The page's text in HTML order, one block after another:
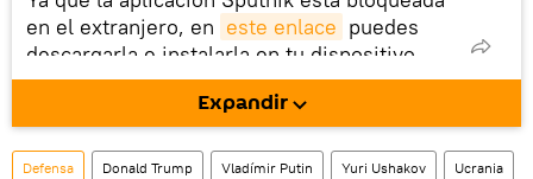
en el extranjero, en este enlace puedes
descargarla e instalarla en tu dispositivo
móvil (¡solo para Android!).
También tenemos una cuenta en la red
social rusa VK .
Expandir
Defensa Donald Trump Vladímir Putin Yuri Ushakov Ucrania